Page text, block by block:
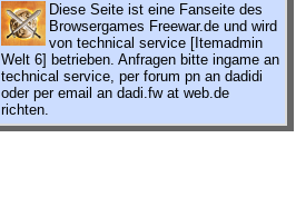
Diese Seite ist eine Fanseite des
Browsergames Freewar.de und wird
von technical service [Itemadmin
Welt 6] betrieben. Anfragen bitte ingame an
technical service, per forum pn an dadidi
oder per email an dadi.fw at web.de
richten.